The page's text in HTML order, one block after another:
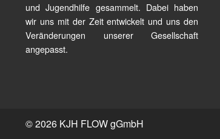
und Jugendhilfe gesammelt. Dabei haben
wir uns mit der Zeit entwickelt und uns den
Veränderungen unserer Gesellschaft
angepasst.
© 2026 KJH FLOW gGmbH